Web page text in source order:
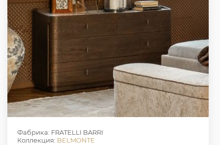
Фабрика: FRATELLI BARRI
Коллекция: BELMONTE